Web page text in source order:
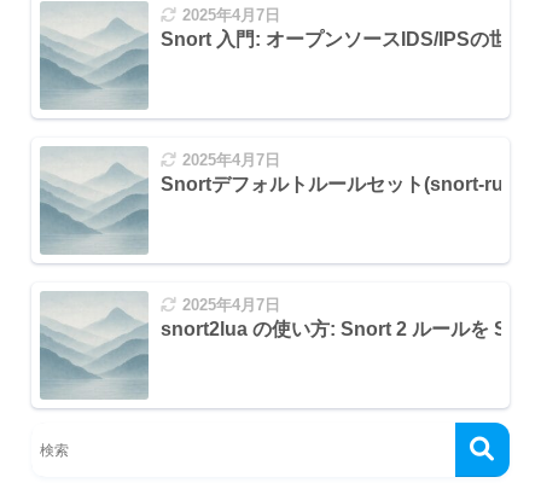
2025年4月7日
Snort 入門: オープンソースIDS/IPSの世界
2025年4月7日
Snortデフォルトルールセット(snort-
2025年4月7日
snort2lua の使い方: Snort 2 ルールを